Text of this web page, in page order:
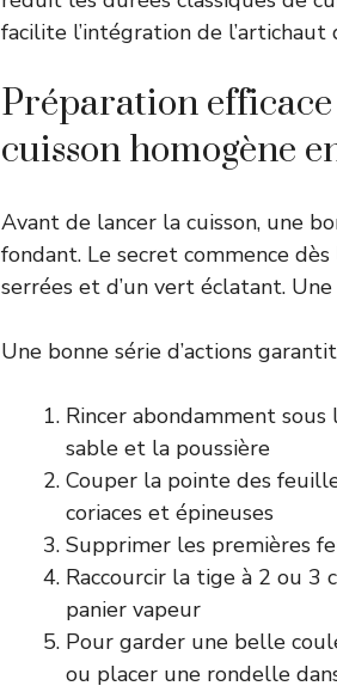
facilite l’intégration de
Préparation
cuisson homogène
Avant de lancer la cuisson, une
fondant. Le secret commence
serrées et d’un vert éclatant.
Une bonne série d’actions
Rincer abondamment
sable et la poussière
Couper la pointe des
coriaces et épineuses
Supprimer les premières
Raccourcir la tige à 2 ou 3
panier vapeur
Pour garder une belle
ou placer une rondelle